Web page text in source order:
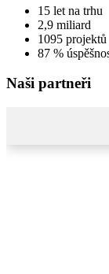
15 let na trhu
2,9 miliard
1095 projektů
87 %
Naši partneři